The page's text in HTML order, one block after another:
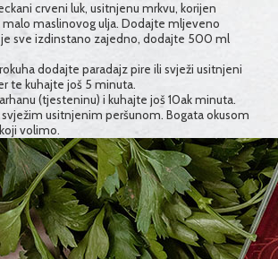
crveni luk, usitnjenu mrkvu, korijen
malo maslinovog ulja. Dodajte mljeveno
sve izdinstano zajedno, dodajte 500 ml
dodajte paradajz pire ili svježi usitnjeni
te kuhajte još 5 minuta.
(tjesteninu) i kuhajte još 10ak minuta.
usitnjenim peršunom. Bogata okusom
volimo.